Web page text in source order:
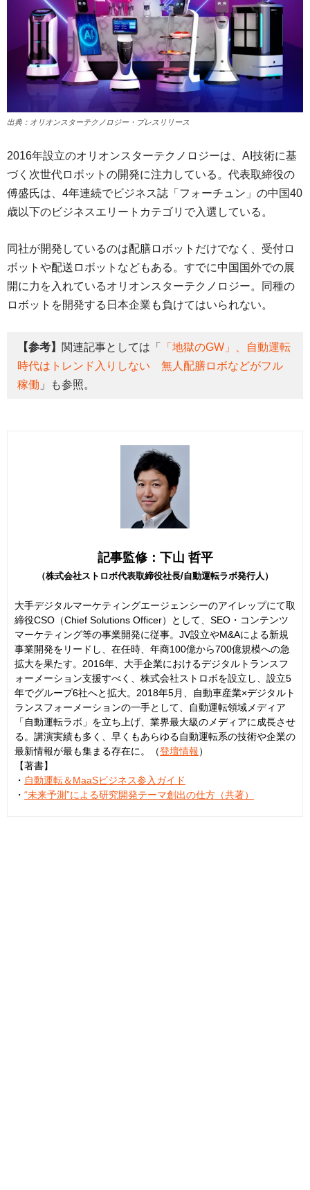
出典：オリオンスターテクノロジー・プレスリリース
2016年設立のオリオンスターテクノロジーは、AI技術に基
づく次世代ロボットの開発に注力している。代表取締役の
傅盛氏は、4年連続でビジネス誌「フォーチュン」の中国40
歳以下のビジネスエリートカテゴリで入選している。
同社が開発しているのは配膳ロボットだけでなく、受付ロ
ボットや配送ロボットなどもある。すでに中国国外での展
開に力を入れているオリオンスターテクノロジー。同種の
ロボットを開発する日本企業も負けてはいられない。
【参考】 関連記事としては「
「地獄のGW」、自動運転
時代はトレンド入りしない 無人配膳ロボなどがフル
稼働 」も参照。
記事監修：下山 哲平
（株式会社ストロボ代表取締役社長/自動運転ラボ発行人）
大手デジタルマーケティングエージェンシーのアイレップにて取
締役CSO（Chief Solutions Officer）として、SEO・コンテンツ
マーケティング等の事業開発に従事。JV設立やM&Aによる新規
事業開発をリードし、在任時、年商100億から700億規模への急
拡大を果たす。2016年、大手企業におけるデジタルトランスフ
ォーメーション支援すべく、株式会社ストロボを設立し、設立5
年でグループ6社へと拡大。2018年5月、自動車産業×デジタルト
ランスフォーメーションの一手として、自動運転領域メディア
「自動運転ラボ」を立ち上げ、業界最大級のメディアに成長させ
る。講演実績も多く、早くもあらゆる自動運転系の技術や企業の
最新情報が最も集まる存在に。（登壇情報）
【著書】
・ 自動運転＆MaaSビジネス参入ガイド
・ “未来予測”による研究開発テーマ創出の仕方（共著）